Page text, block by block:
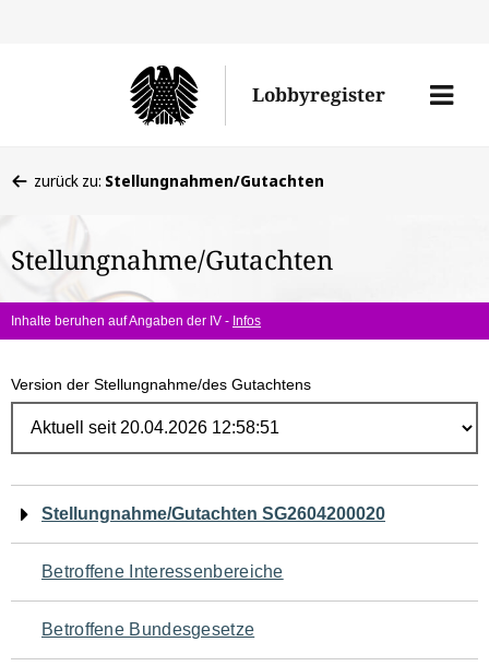
Lobbyregister
Menü
befinden
hier:
zurück zu: Stellungnahmen/Gutachten
Stellungnahme/Gutachten
Inhalte beruhen auf Angaben der IV - Infos
Version der Stellungnahme/des Gutachtens
Navigation
für
den
Seiteninhalt
Stellungnahme/Gutachten SG2604200020
Betroffene Interessenbereiche
Betroffene Bundesgesetze